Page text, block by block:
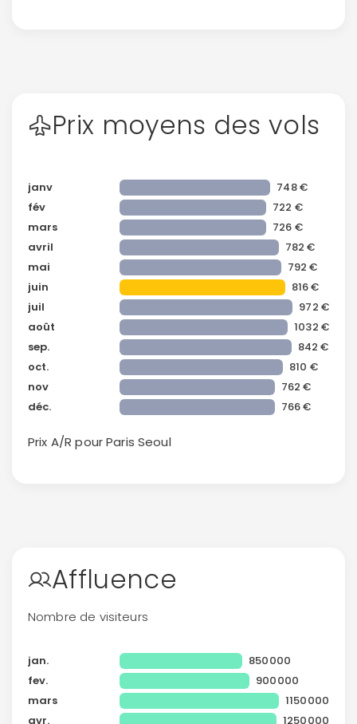
Prix moyens des vols
janv
748 €
fév
722 €
mars
726 €
avril
782 €
mai
792 €
juin
816 €
juil
972 €
août
1032 €
sep.
842 €
oct.
810 €
nov
762 €
déc.
766 €
Prix A/R pour Paris Seoul
Affluence
Nombre de visiteurs
jan.
850000
fev.
900000
mars
1150000
avr.
1250000
Continuer avec Apple